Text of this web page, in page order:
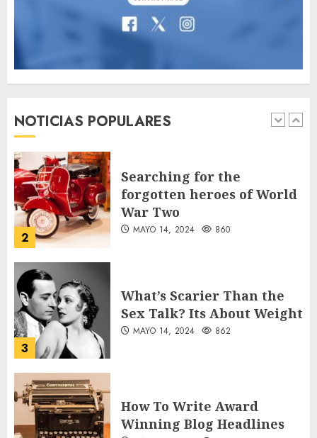
NOTICIAS POPULARES
MAYO 14, 2024
1
involucrados en
accidentes durante los
Vacación 2026
2
Searching for the
forgotten heroes of World
War Two
MAYO 14, 2024 860
3
What’s Scarier Than the
Sex Talk? Its About Weight
MAYO 14, 2024 862
How To Write Award
Winning Blog Headlines